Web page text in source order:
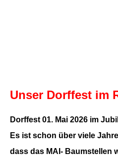
Unser Dorffest im
Dorffest 01. Mai 2026 im
Es ist schon über viele
dass das MAI- Baumstellen